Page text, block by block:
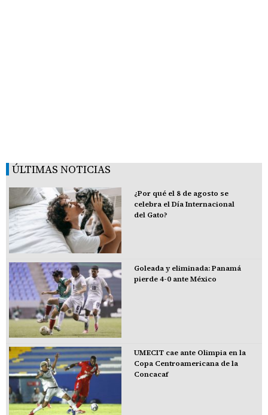
ÚLTIMAS NOTICIAS
¿Por qué el 8 de agosto se
celebra el Día Internacional
del Gato?
Goleada y eliminada: Panamá
pierde 4-0 ante México
UMECIT cae ante Olimpia en la
Copa Centroamericana de la
Concacaf